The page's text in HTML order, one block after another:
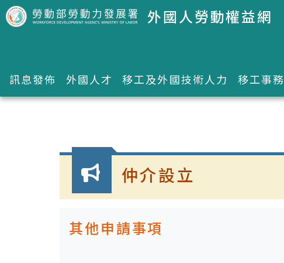
跳到主要內容區塊 外國人勞動權益網
訊息發佈 外國人才 移工及外國技術人力 移工事務
仲介設立
其他申請事項